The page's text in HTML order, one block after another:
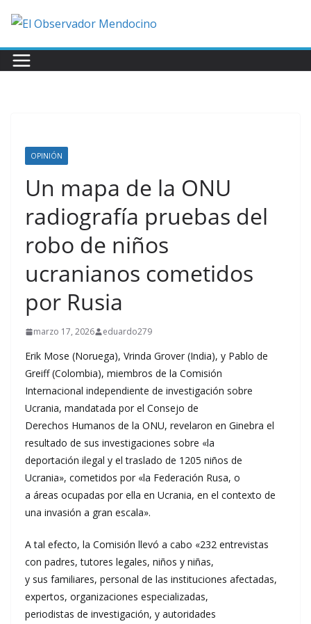
contenido
OPINIÓN
Un mapa de la ONU
radiografía pruebas del
robo de niños
ucranianos cometidos
por Rusia
marzo 17, 2026 eduardo279
Erik Mose (Noruega), Vrinda Grover (India), y Pablo de
Greiff (Colombia), miembros de la Comisión
Internacional independiente de investigación sobre
Ucrania, mandatada por el Consejo de
Derechos Humanos de la ONU, revelaron en Ginebra el
resultado de sus investigaciones sobre «la
deportación ilegal y el traslado de 1205 niños de
Ucrania», cometidos por «la Federación Rusa, o
a áreas ocupadas por ella en Ucrania, en el contexto de
una invasión a gran escala».
A tal efecto, la Comisión llevó a cabo «232 entrevistas
con padres, tutores legales, niños y niñas,
y sus familiares, personal de las instituciones afectadas,
expertos, organizaciones especializadas,
periodistas de investigación, y autoridades